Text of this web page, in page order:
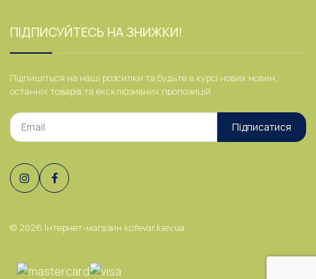
ПІДПИСУЙТЕСЬ НА ЗНИЖКИ!
Підпишіться на наші розсилки та будьте в курсі нових новин,
останніх товарів та ексклюзивних пропозицій.
Підписатися
© 2026 Інтернет-магазин kofevar.kiev.ua